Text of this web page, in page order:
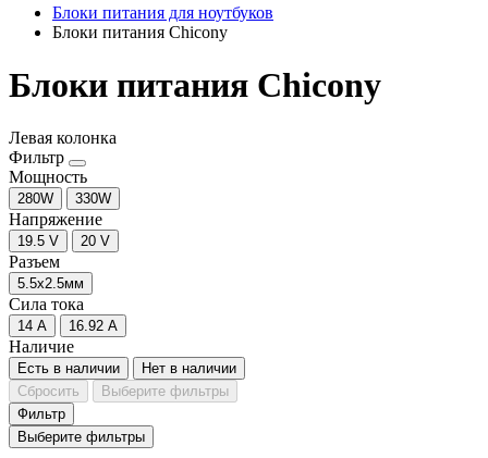
Блоки питания для ноутбуков
Блоки питания Chicony
Блоки питания Chicony
Левая колонка
Фильтр
Мощность
280W 330W
Напряжение
19.5 V 20 V
Разъем
5.5x2.5мм
Сила тока
14 A 16.92 A
Наличие
Есть в наличии
Нет в наличии
Сбросить
Выберите фильтры
Фильтр
Выберите фильтры